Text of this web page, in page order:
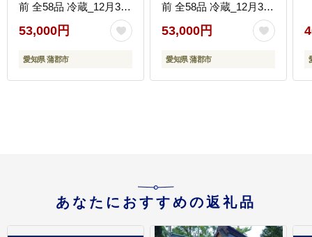
前 全58品 冷蔵_12月30
日配送【G0174】
53,000円
愛知県 蒲郡市
前 全58品 冷蔵_12月31
日配送【G0174】
53,000円
愛知県 蒲郡市
あなたにおすすめの返礼品